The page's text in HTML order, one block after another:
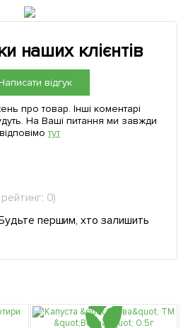
наших клієнтів
відгук
про товар. Інші коментарі
На Ваші питання ми завжди
відповімо тут
0)
першим, хто залишить